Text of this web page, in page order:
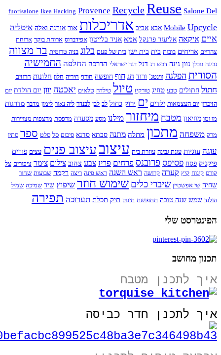
fuorisalone Ikea Hacking Provence Recycle Reuse Salone Del
Mobile Upcycle אבא אביב אדריכלות אור אורנה ואלה איטליה
איים איקאה אליעזר פרנקל אמא אניד בלייטון אפידברוס ארוחת בוקר ארוחת
צהריים אריחים בובות בית בית ישן בית של פעם בלוג בניה טרומית בר מצווה
גבינה גובלן גוון גינה דבש דג דגל דנה ישראלי הדרכה החלפה החמישיה
הסודית הפלגה ווינטג` ורוד חג חוף חופשה חורף חיריה חלון חלונות חרוזים
חתול חתולים טבע טוזיג טורקיז טיול טילדה טלאים יאכטה יוון יום הולדת יום
הזיכרון יום העצמאות ילדים ים ירוק כחול לב לבן לבנדר ליה נאור לימון מדבר מדרגות
מו ומו מוזיאון מטבח מיחזור מילנו מסע מסעדה מרפסת מרצפות מצויירות
מרק משפחה מתכון מתלה מתנה סבתא סדנא סיכום סל סלט ספר סתיו
עוגה עוגיות עוגת גבינה עוזרת בית עיצובעיצוב פנים עצים פורים
פיקניק פסח פסיפס פרובנס פרחים פריז צבע צהוב צילום צימר ציפורים צל
קורס קינוח קיץ קערה קרושה ראש השנה ראש פינה ריצה רקמה שבועות שחור
שחיה שי אפשטיין שיברי כליםשימוש חוזר שיפוץ שיר שמיכה שמיל
הולנד שמש שנה טובה תחפושת תינוק תיק תכלת תערוכה תפירה
הפינטרסט שלי
תכנון מחושב
איך לתכנן מטבח
איך לתכנן חדר כביסה